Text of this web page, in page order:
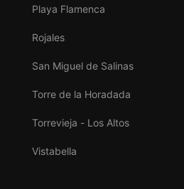
Playa Flamenca
Rojales
San Miguel de Salinas
Torre de la Horadada
Torrevieja - Los Altos
Vistabella